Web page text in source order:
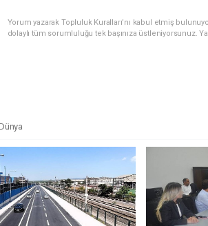
Yorum yazarak Topluluk Kuralları’nı kabul etmiş
dolaylı tüm sorumluluğu tek başınıza üstleniyorsunuz.